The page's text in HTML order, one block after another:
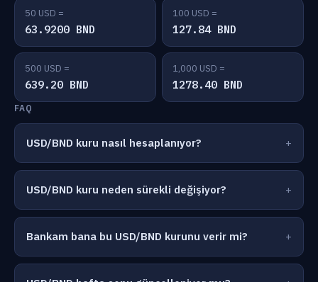
50 USD =
63.9200 BND
100 USD =
127.84 BND
500 USD =
639.20 BND
1,000 USD =
1278.40 BND
FAQ
USD/BND kuru nasıl hesaplanıyor?
USD/BND kuru neden sürekli değişiyor?
Bankam bana bu USD/BND kurunu verir mi?